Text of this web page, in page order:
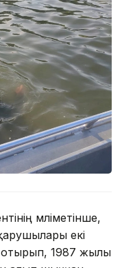
мәліметінше,
екі
отырып, 1987 жылы